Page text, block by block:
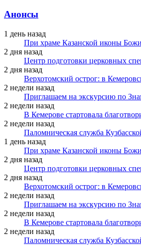
Анонсы
1 день назад
При храме Казанской иконы
2 дня назад
Центр подготовки церковных
2 дня назад
Верхотомский острог: в
2 недели назад
Приглашаем на экскурсию по
2 недели назад
В Кемерове стартовала
2 недели назад
Паломническая служба
1 день назад
При храме Казанской иконы
2 дня назад
Центр подготовки церковных
2 дня назад
Верхотомский острог: в
2 недели назад
Приглашаем на экскурсию по
2 недели назад
В Кемерове стартовала
2 недели назад
Паломническая служба